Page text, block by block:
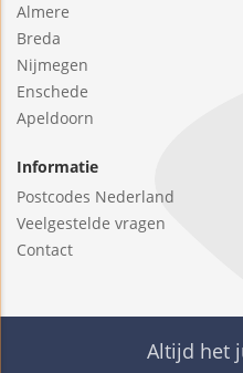
Almere
Breda
Nijmegen
Enschede
Apeldoorn
Informatie
Postcodes Nederland
Veelgestelde vragen
Contact
Altijd het